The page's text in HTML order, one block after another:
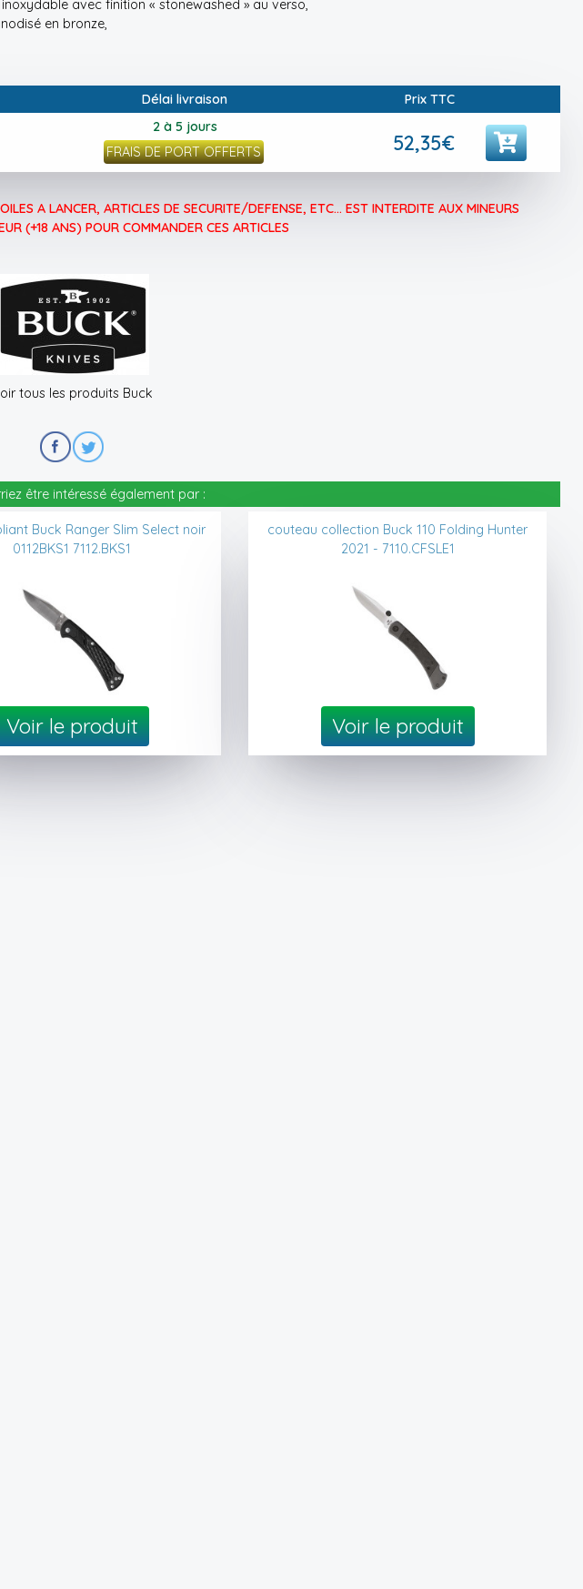
avec finition « stonewashed » au verso,
en bronze,
Délai livraison Prix TTC
2 à 5 jours
FRAIS DE PORT OFFERTS
52,35€
A LANCER, ARTICLES DE SECURITE/DEFENSE, ETC... EST INTERDITE AUX MINEURS
(+18 ANS) POUR COMMANDER CES ARTICLES
tous les produits Buck
être intéressé également par :
Buck Ranger Slim Select noir
0112BKS1 7112.BKS1
Voir le produit
couteau collection Buck 110 Folding Hunter
2021 - 7110.CFSLE1
Voir le produit